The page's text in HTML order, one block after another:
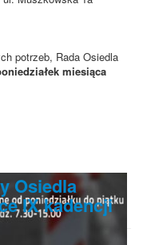
potrzeb, Rada Osiedla
miesiąca
Osiedla
IX kadencji